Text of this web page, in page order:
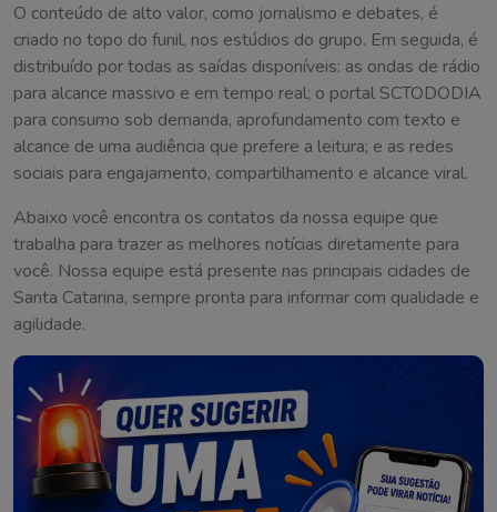
O conteúdo de alto valor, como jornalismo e debates, é
criado no topo do funil, nos estúdios do grupo. Em seguida, é
distribuído por todas as saídas disponíveis: as ondas de rádio
para alcance massivo e em tempo real; o portal SCTODODIA
para consumo sob demanda, aprofundamento com texto e
alcance de uma audiência que prefere a leitura; e as redes
sociais para engajamento, compartilhamento e alcance viral.
Abaixo você encontra os contatos da nossa equipe que
trabalha para trazer as melhores notícias diretamente para
você. Nossa equipe está presente nas principais cidades de
Santa Catarina, sempre pronta para informar com qualidade e
agilidade.